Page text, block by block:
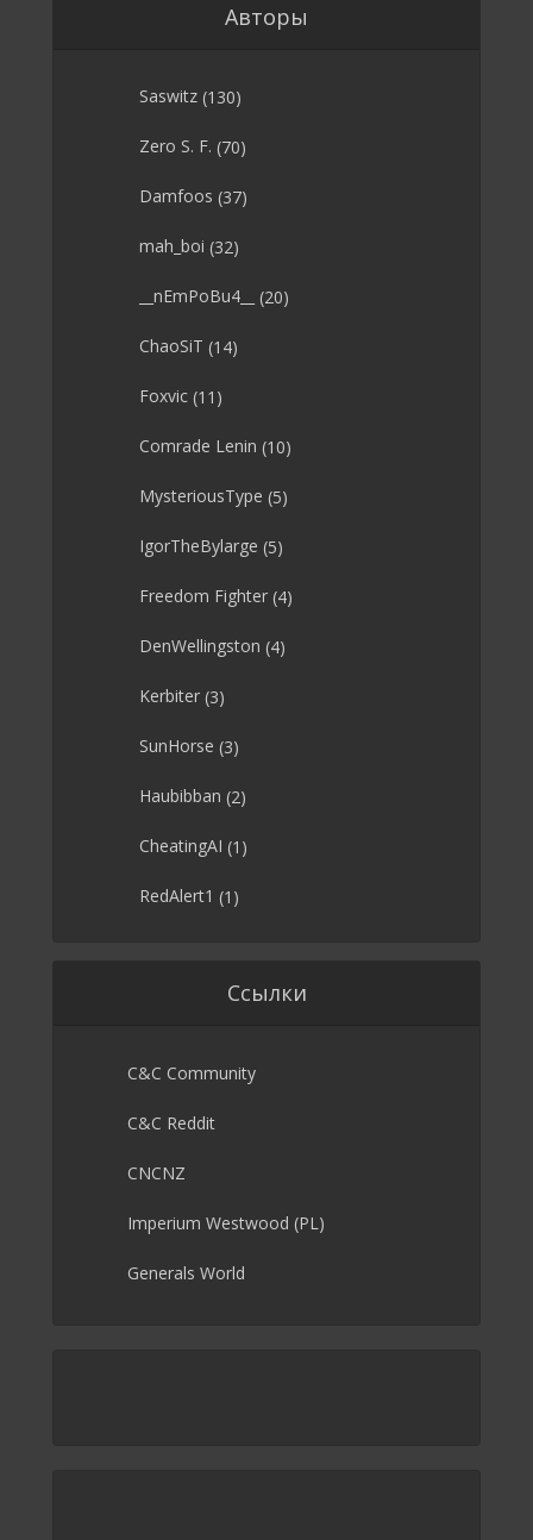
Авторы
Saswitz (130)
Zero S. F. (70)
Damfoos (37)
mah_boi (32)
__nEmPoBu4__ (20)
ChaoSiT (14)
Foxvic (11)
Comrade Lenin (10)
MysteriousType (5)
IgorTheBylarge (5)
Freedom Fighter (4)
DenWellingston (4)
Kerbiter (3)
SunHorse (3)
Haubibban (2)
CheatingAI (1)
RedAlert1 (1)
Ссылки
C&C Community
C&C Reddit
CNCNZ
Imperium Westwood (PL)
Generals World